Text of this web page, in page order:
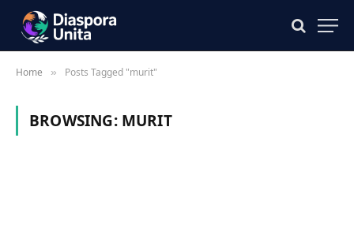
Home » Posts Tagged "murit"
BROWSING: MURIT